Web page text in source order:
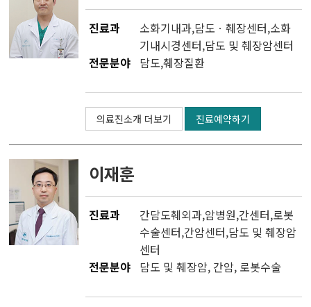
진료과 소화기내과,담도ㆍ췌장센터,소화
기내시경센터,담도 및 췌장암센터
전문분야 담도,췌장질환
의료진소개 더보기 진료예약하기
이재훈
진료과 간담도췌외과,암병원,간센터,로봇
수술센터,간암센터,담도 및 췌장암
센터
전문분야 담도 및 췌장암, 간암, 로봇수술